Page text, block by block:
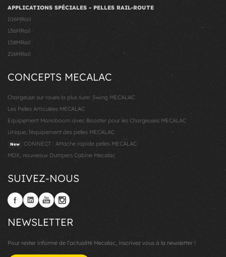
APPLICATIONS SPÉCIALES - PELLES RAIL-ROUTE
106MRail
136MRail
156MRail
216MRail
CONCEPTS MECALAC
Chargeuse sur roues la plus sure: Swing MECALAC
Les Pelles Articulées MECALAC
Equipement Monoboom avec Booster pour les Chargeuses MECALAC
Unique, l'équipement des pelles MECALAC
New
CONNECT : Attache rapide pelles MECALAC
MDX, nouveaux Dumpers Cabine Mecalac
SUIVEZ-NOUS
NEWSLETTER
Pour rester informé de l’actualité Mecalac, inscrivez vous à la newsletter !